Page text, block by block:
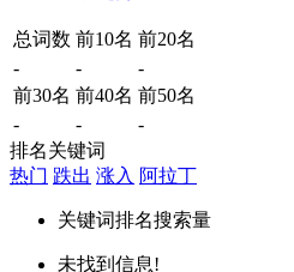
总词数 前10名 前20名
-
-
-
前30名 前40名 前50名
-
-
-
排名关键词
热门 跌出 涨入 阿拉丁
关键词排名搜索量
未找到信息!